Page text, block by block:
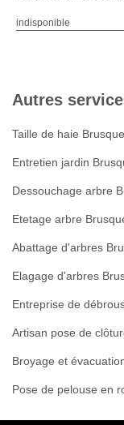
indisponible
Autres
Taille de haie Brusque
Entretien jardin
Dessouchage arbre
Etetage arbre
Abattage d'arbres
Elagage d'arbres
Entreprise de
Artisan pose de
Broyage et
Pose de pelouse en